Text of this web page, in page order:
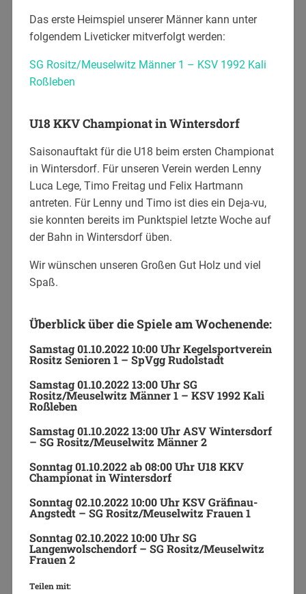
Das erste Heimspiel unserer Männer kann unter
folgendem Liveticker mitverfolgt werden:
SG Rositz/Meuselwitz Männer 1 – KSV 1992 Kali
Roßleben
U18 KKV Championat in Wintersdorf
Saisonauftakt für die U18 beim ersten Championat
in Wintersdorf. Für unseren Verein werden Lenny
Luca Lege, Timo Freitag und Felix Hartmann
antreten. Für Lenny und Timo ist dies ein Deja-vu,
sie konnten bereits im Punktspiel letzte Woche auf
der Bahn in Wintersdorf üben.
Wir wünschen unseren Großen Gut Holz und viel
Spaß.
Überblick über die Spiele am Wochenende:
Samstag 01.10.2022 10:00 Uhr Kegelsportverein
Rositz Senioren 1 – SpVgg Rudolstadt
Samstag 01.10.2022 13:00 Uhr SG
Rositz/Meuselwitz Männer 1 – KSV 1992 Kali
Roßleben
Samstag 01.10.2022 13:00 Uhr ASV Wintersdorf
– SG Rositz/Meuselwitz Männer 2
Sonntag 01.10.2022 ab 08:00 Uhr U18 KKV
Championat in Wintersdorf
Sonntag 02.10.2022 10:00 Uhr KSV Gräfinau-
Angstedt – SG Rositz/Meuselwitz Frauen 1
Sonntag 02.10.2022 10:00 Uhr SG
Langenwolschendorf – SG Rositz/Meuselwitz
Frauen 2
Teilen mit: